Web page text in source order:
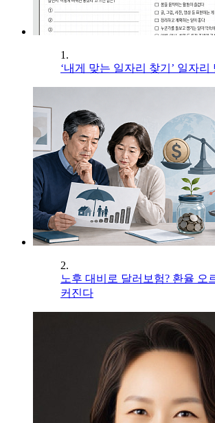
1.
‘내게 맞는 일자리 찾기’ 일자리
2.
노후 대비로 달러보험? 환율 오
커진다